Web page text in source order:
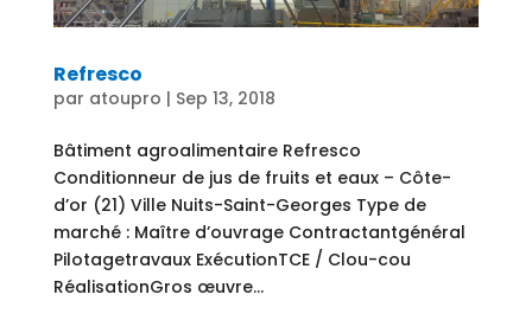
Refresco
par atoupro | Sep 13, 2018
Bâtiment agroalimentaire Refresco
Conditionneur de jus de fruits et eaux – Côte-
d’or (21) Ville Nuits-Saint-Georges Type de
marché : Maître d’ouvrage Contractantgénéral
Pilotagetravaux ExécutionTCE / Clou-cou
RéalisationGros œuvre...